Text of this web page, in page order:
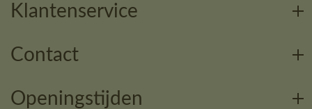
Klantenservice
Contact
Openingstijden